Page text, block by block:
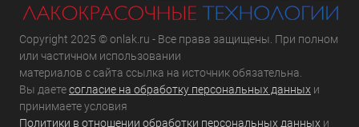
Copyright 2025 © onlak.ru - Все права защищены. При полном
или частичном использовании
материалов с сайта ссылка на источник обязательна.
Вы даетесогласие на обработку персональных данных и
принимаете условия
Политики в отношении обработки персональных данных и